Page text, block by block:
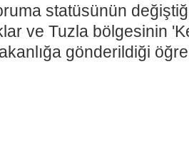
statüsünün
ve Tuzla bölgesinin
gönderildiği